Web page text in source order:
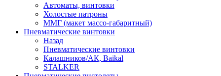
Автоматы, винтовки
Холостые патроны
ММГ (макет массо-габаритный)
Пневматические винтовки
Назад
Пневматические винтовки
Калашников/АК, Baikal
STALKER